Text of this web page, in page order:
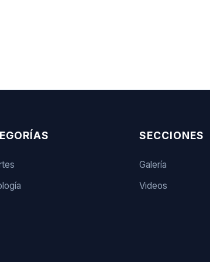
SECCIONES
Galería
Videos